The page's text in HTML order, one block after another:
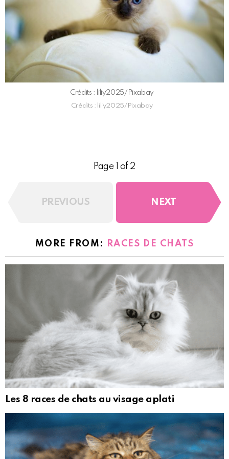
Crédits : liliy2025/Pixabay
Crédits : liliy2025/Pixabay
Page 1 of 2
PREVIOUS NEXT
MORE FROM: RACES DE CHATS
Les 8 races de chats au visage aplati